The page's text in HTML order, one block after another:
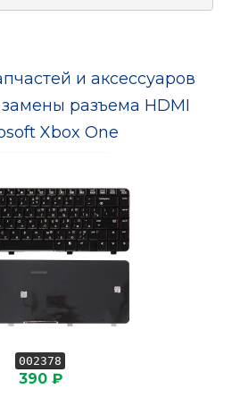
и аксессуаров
разъема HDMI
Xbox One
002378
390 ₽